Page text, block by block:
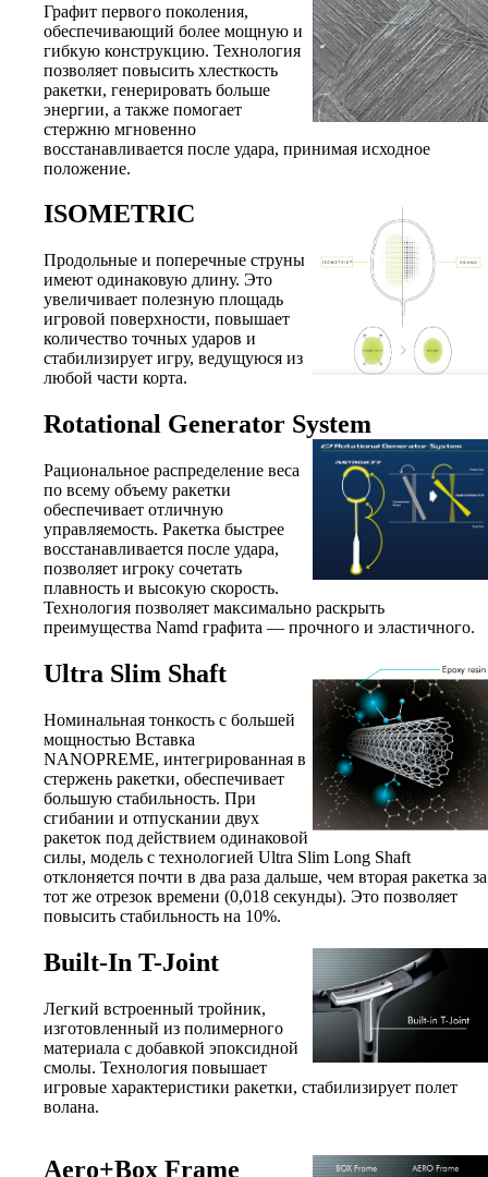
Графит первого поколения,
обеспечивающий более мощную и
гибкую конструкцию. Технология
позволяет повысить хлесткость
ракетки, генерировать больше
энергии, а также помогает
стержню мгновенно
восстанавливается после удара, принимая исходное
положение.
ISOMETRIC
Продольные и поперечные струны
имеют одинаковую длину. Это
увеличивает полезную площадь
игровой поверхности, повышает
количество точных ударов и
стабилизирует игру, ведущуюся из
любой части корта.
Rotational Generator System
Рациональное распределение веса
по всему объему ракетки
обеспечивает отличную
управляемость. Ракетка быстрее
восстанавливается после удара,
позволяет игроку сочетать
плавность и высокую скорость.
Технология позволяет максимально раскрыть
преимущества Namd графита — прочного и эластичного.
Ultra Slim Shaft
Номинальная тонкость с большей
мощностью Вставка
NANOPREME, интегрированная в
стержень ракетки, обеспечивает
большую стабильность. При
сгибании и отпускании двух
ракеток под действием одинаковой
силы, модель с технологией Ultra Slim Long Shaft
отклоняется почти в два раза дальше, чем вторая ракетка за
тот же отрезок времени (0,018 секунды). Это позволяет
повысить стабильность на 10%.
Built-In T-Joint
Легкий встроенный тройник,
изготовленный из полимерного
материала с добавкой эпоксидной
смолы. Технология повышает
игровые характеристики ракетки, стабилизирует полет
волана.
Aero+Box Frame